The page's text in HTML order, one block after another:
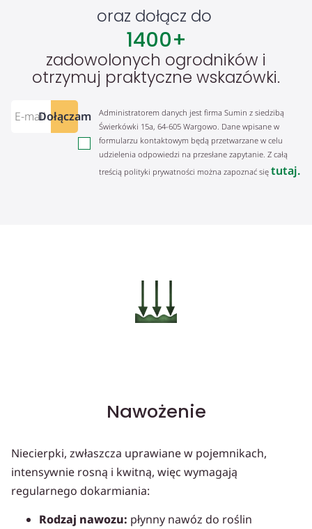
oraz dołącz do
zadowolonych ogrodników i
otrzymuj praktyczne wskazówki.
1400+
Dołączam
Administratorem danych jest firma Sumin z siedzibą
Świerkówki 15a, 64-605 Wargowo. Dane wpisane w
formularzu kontaktowym będą przetwarzane w celu
udzielenia odpowiedzi na przesłane zapytanie. Z całą
treścią polityki prywatności można zapoznać się tutaj.
Nawożenie
Niecierpki, zwłaszcza uprawiane w pojemnikach,
intensywnie rosną i kwitną, więc wymagają
regularnego dokarmiania:
Rodzaj nawozu: płynny nawóz do roślin